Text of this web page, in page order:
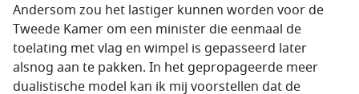
Andersom zou het lastiger kunnen worden voor de
Tweede Kamer om een minister die eenmaal de
toelating met vlag en wimpel is gepasseerd later
alsnog aan te pakken. In het gepropageerde meer
dualistische model kan ik mij voorstellen dat de